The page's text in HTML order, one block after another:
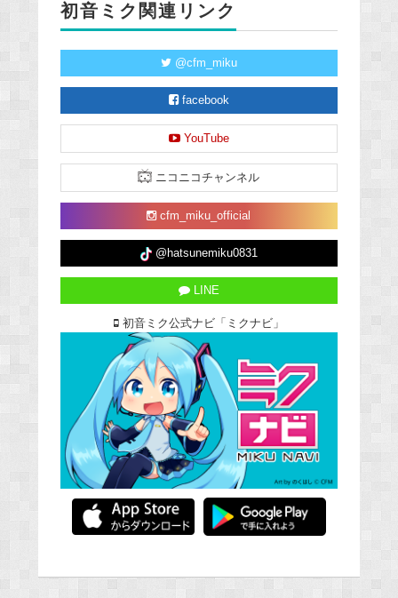
初音ミク関連リンク
@cfm_miku
facebook
YouTube
ニコニコチャンネル
cfm_miku_official
@hatsunemiku0831
LINE
初音ミク公式ナビ「ミクナビ」